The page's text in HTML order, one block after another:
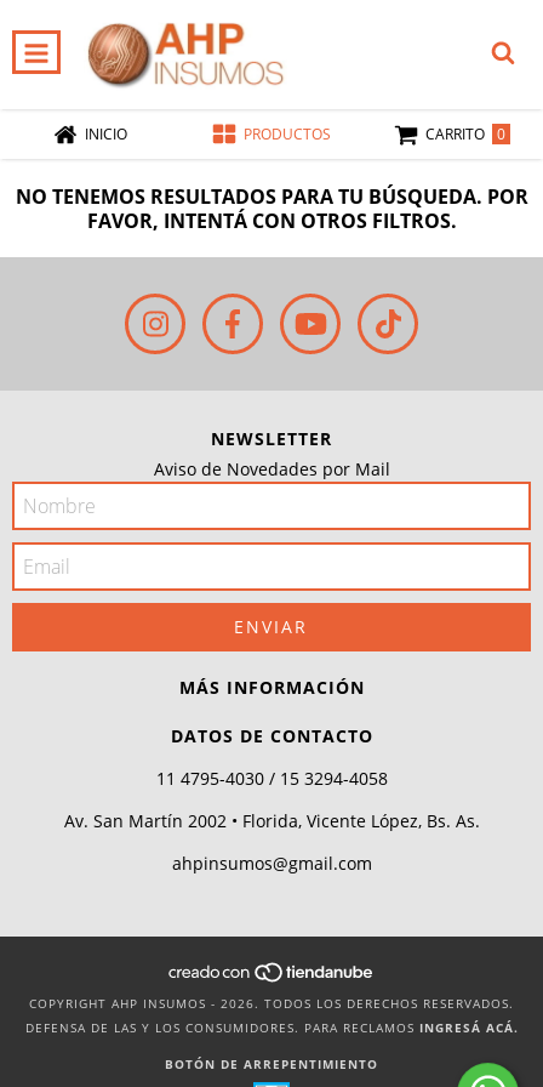
INICIO PRODUCTOS CARRITO 0
NO TENEMOS RESULTADOS PARA TU BÚSQUEDA. POR
FAVOR, INTENTÁ CON OTROS FILTROS.
NEWSLETTER
Aviso de Novedades por Mail
MÁS INFORMACIÓN
DATOS DE CONTACTO
11 4795-4030 / 15 3294-4058
Av. San Martín 2002 • Florida, Vicente López, Bs. As.
ahpinsumos@gmail.com
COPYRIGHT AHP INSUMOS - 2026. TODOS LOS DERECHOS RESERVADOS.
DEFENSA DE LAS Y LOS CONSUMIDORES. PARA RECLAMOS INGRESÁ ACÁ.
BOTÓN DE ARREPENTIMIENTO